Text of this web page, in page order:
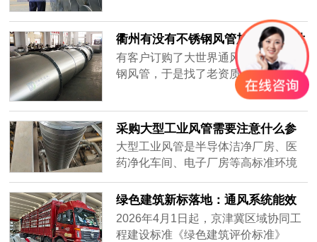
镀锌风管的帮助，有的建筑人口密
集，要全天不停运转，因此白铁皮镀
锌风管质量要好，加强通风效率，避
免损坏。常年做通风工程的客户知道
怎么分辨白铁皮镀锌风管的质量好
坏，而新入行的客户不知道怎么挑质
量好的白铁......
衢州有没有不锈钢风管加工厂-[大世
界通风]
有客户订购了大世界通风生产的不锈
钢风管，于是找了老资质的安装工人
安装，做过工程很多，到工地上一
不一样，同样的尺寸安装的时候，明
显重了不少，而且不会扁，侧弯幅度
很小，说明风管厚实，强度大抗压能
力强，使用寿命肯定很长。
采购大型工业风管需要注意什么参
数？——2026年主流通风设备供应
商对比分析
大型工业风管是半导体洁净厂房、医
药净化车间、电子厂房等高标准环境
的核心基础设施。采购时不仅需要关
注材质、厚度、密封性等硬性参数，
还要评估供应商的加工精度、交付周
期及全流程服务能力。很多用户在搜
绿色建筑新标落地：通风系统能效
纳入强制指标，风管行业迎低碳转
型
2026年4月1日起，京津冀区域协同工
程建设标准《绿色建筑评价标准》